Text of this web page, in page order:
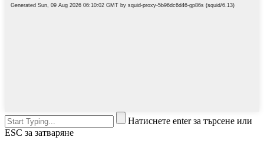
Натиснете enter за търсене или
ESC за затваряне